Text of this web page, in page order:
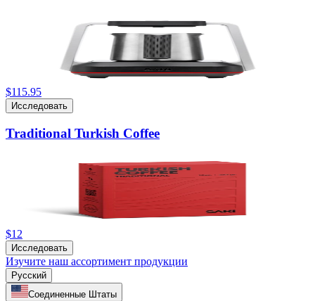
$115.95
Исследовать
Traditional Turkish Coffee
$12
Исследовать
Изучите наш ассортимент продукции
Русский
Соединенные Штаты